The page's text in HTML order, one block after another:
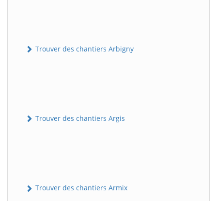
Trouver des chantiers Arbigny
Trouver des chantiers Argis
Trouver des chantiers Armix